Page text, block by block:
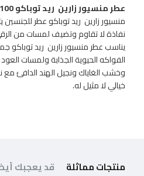
عطر منسيور زارين ريد توباكو 100مل
منسيور زارين ريد توباكو عطر
نفاذة لا تقاوم وتضيف لمسات من
يناسب عطر منسيور زارين ريد توباكو
الفواكه الحيوية الجذابة ولمسات
وخشب الغاياك ونجيل الهند الدافئ مع
خيالي لا مثيل له.
منتجات مماثلة قد يعجبك